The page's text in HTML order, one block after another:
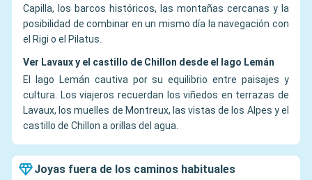
Capilla, los barcos históricos, las montañas cercanas y la
posibilidad de combinar en un mismo día la navegación con
el Rigi o el Pilatus.
Ver Lavaux y el castillo de Chillon desde el lago Lemán
El lago Lemán cautiva por su equilibrio entre paisajes y
cultura. Los viajeros recuerdan los viñedos en terrazas de
Lavaux, los muelles de Montreux, las vistas de los Alpes y el
castillo de Chillon a orillas del agua.
Joyas fuera de los caminos habituales